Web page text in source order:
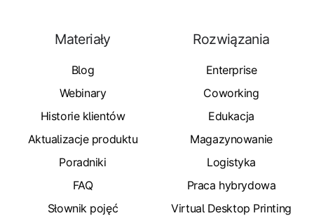
Materiały
Blog
Webinary
Historie klientów
Aktualizacje produktu
Poradniki
FAQ
Słownik pojęć
Rozwiązania
Enterprise
Coworking
Edukacja
Magazynowanie
Logistyka
Praca hybrydowa
Virtual Desktop Printing